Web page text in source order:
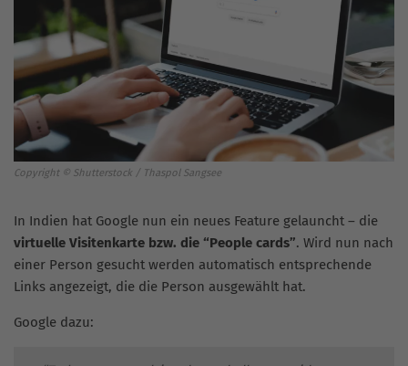
Copyright © Shutterstock / Thaspol Sangsee
In Indien hat Google nun ein neues Feature gelauncht – die
virtuelle Visitenkarte bzw. die “People cards”. Wird nun nach
einer Person gesucht werden automatisch entsprechende
Links angezeigt, die die Person ausgewählt hat.
Google dazu: